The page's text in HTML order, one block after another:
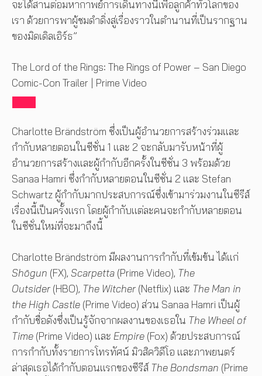
จะได้สานต่อมหากาพย์การเดินทางนี้เพื่อลูกค้าทั่วโลกของ
เรา ด้วยการพาผู้ชมดำดิ่งสู่เรื่องราวในตำนานที่เป็นรากฐาน
ของมิดเดิลเอิร์ธ”
The Lord of the Rings: The Rings of Power – San Diego
Comic-Con Trailer | Prime Video
Charlotte Brändström ซึ่งเป็นผู้อำนวยการสร้างร่วมและ
กำกับหลายตอนในซีซั่น 1 และ 2 จะกลับมารับหน้าที่ผู้
อำนวยการสร้างและผู้กำกับอีกครั้งในซีซั่น 3 พร้อมด้วย
Sanaa Hamri ซึ่งกำกับหลายตอนในซีซั่น 2 และ Stefan
Schwartz ผู้กำกับมากประสบการณ์ซึ่งเข้ามาร่วมงานในซีรีส์
เรื่องนี้เป็นครั้งแรก โดยผู้กำกับแต่ละคนจะกำกับหลายตอน
ในซีซั่นใหม่ที่จะมาถึงนี้
Charlotte Brändström มีผลงานการกำกับที่เข้มข้น ได้แก่
Shōgun (FX), Scarpetta (Prime Video), The
Outsider(HBO), The Witcher(Netflix) และ The Man in
the High Castle (Prime Video) ส่วน Sanaa Hamri เป็นผู้
กำกับชื่อดังซึ่งเป็นรู้จักจากผลงานของเธอใน The Wheel of
Time (Prime Video) และ Empire (Fox) ด้วยประสบการณ์
การกำกับทั้งรายการโทรทัศน์ มิวสิควิดีโอ และภาพยนตร์
ล่าสุดเธอได้กำกับตอนแรกของซีรีส์ The Bondsman (Prime